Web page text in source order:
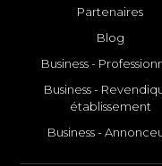
Partenaires
Blog
Business -
Business -
établissement
Business -